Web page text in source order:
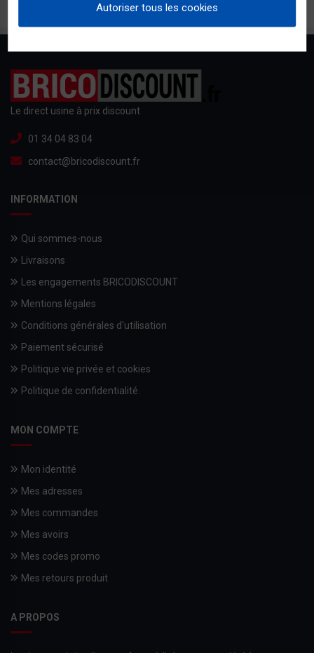
Le direct usine à prix discount
01 34 04 83 04
contact@bricodiscount.fr
INFORMATION
Qui sommes-nous
Livraisons
Les engagements BRICODISCOUNT
Mentions légales
Conditions générales d'utilisation
Paiement sécurisé
Politique vie privée et cookies
Politique de confidentialité.
MON COMPTE
Mon identité
Mes adresses
Mes commandes
Mes avoirs
Mes codes promo
Mes retours produit
A PROPOS
Autoriser tous les cookies